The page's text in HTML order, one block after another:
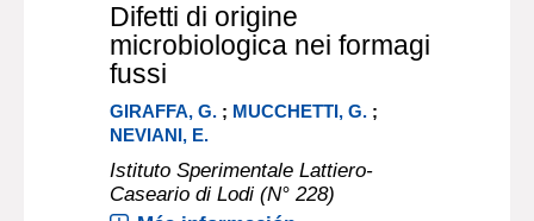
Difetti di origine
microbiologica nei formagi
fussi
GIRAFFA, G. ; MUCCHETTI, G. ;
NEVIANI, E.
Istituto Sperimentale Lattiero-
Caseario di Lodi (N° 228)